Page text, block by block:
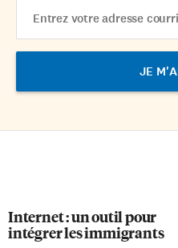
Address
Internet : un outil pour
intégrer les immigrants